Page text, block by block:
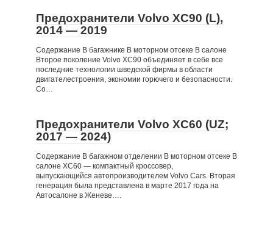
Предохранители Volvo XC90 (L),
2014 — 2019
Содержание В багажнике В моторном отсеке В салоне
Второе поколение Volvo XC90 объединяет в себе все
последние технологии шведской фирмы в области
двигателестроения, экономии горючего и безопасности.
Со…
Предохранители Volvo XC60 (UZ;
2017 — 2024)
Содержание В багажном отделении В моторном отсеке В
салоне XC60 — компактный кроссовер,
выпускающийся автопроизводителем Volvo Cars. Вторая
генерация была представлена в марте 2017 года на
Автосалоне в Женеве….